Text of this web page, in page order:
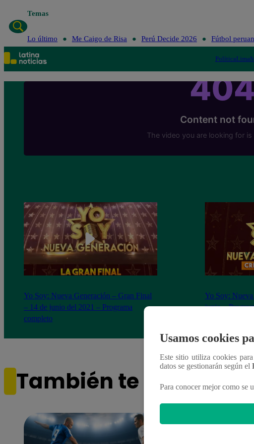
Temas
Lo último Me Caigo de Risa Perú Decide 2026 Fútbol
PolíticaLima
Yo Soy: Nueva Generación – Gran Final
– 14 de junio del 2021 – Programa
completo
Yo Soy:
junio –
También te puede
Usamos cookies
Este sitio utiliza cookies
datos se gestionarán según el
Para conocer mejor como se